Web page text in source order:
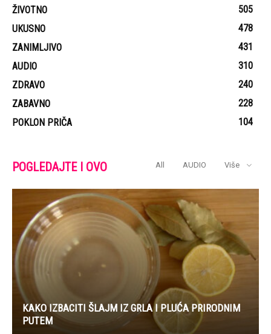
ŽIVOTNO
505
UKUSNO
478
ZANIMLJIVO
431
AUDIO
310
ZDRAVO
240
ZABAVNO
228
POKLON PRIČA
104
POGLEDAJTE I OVO All AUDIO Više
KAKO IZBACITI ŠLAJM IZ GRLA I PLUĆA PRIRODNIM
PUTEM